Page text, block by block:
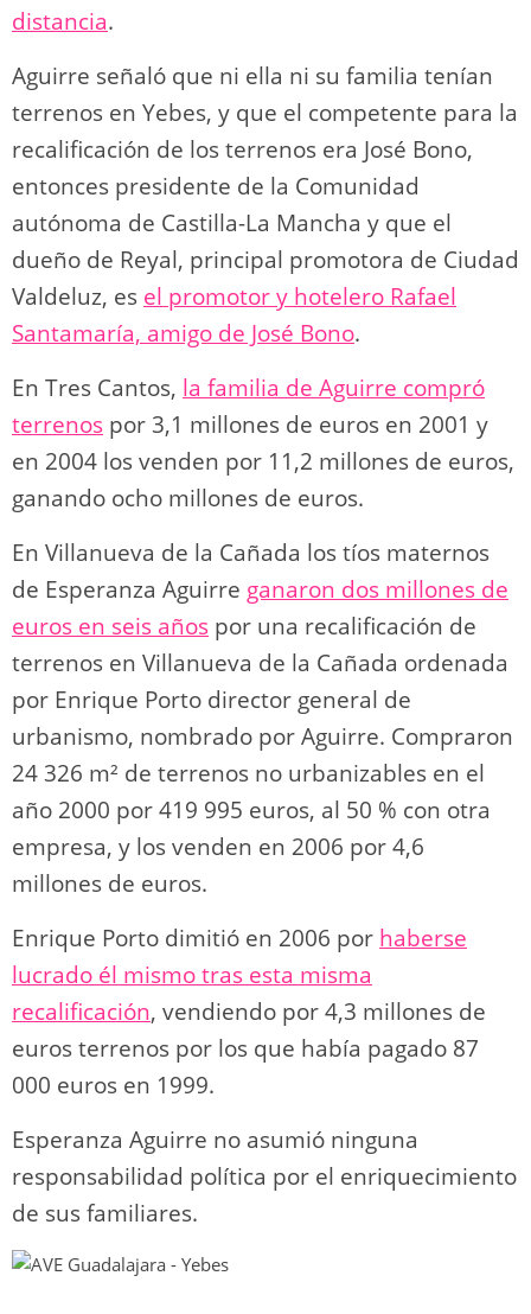
distancia.
Aguirre señaló que ni ella ni su familia tenían
terrenos en Yebes, y que el competente para la
recalificación de los terrenos era José Bono,
entonces presidente de la Comunidad
autónoma de Castilla-La Mancha y que el
dueño de Reyal, principal promotora de Ciudad
Valdeluz, es el promotor y hotelero Rafael
Santamaría, amigo de José Bono.
En Tres Cantos, la familia de Aguirre compró
terrenos por 3,1 millones de euros en 2001 y
en 2004 los venden por 11,2 millones de euros,
ganando ocho millones de euros.
En Villanueva de la Cañada los tíos maternos
de Esperanza Aguirre ganaron dos millones de
euros en seis años por una recalificación de
terrenos en Villanueva de la Cañada ordenada
por Enrique Porto director general de
urbanismo, nombrado por Aguirre. Compraron
24 326 m² de terrenos no urbanizables en el
año 2000 por 419 995 euros, al 50 % con otra
empresa, y los venden en 2006 por 4,6
millones de euros.
Enrique Porto dimitió en 2006 por haberse
lucrado él mismo tras esta misma
recalificación, vendiendo por 4,3 millones de
euros terrenos por los que había pagado 87
000 euros en 1999.
Esperanza Aguirre no asumió ninguna
responsabilidad política por el enriquecimiento
de sus familiares.